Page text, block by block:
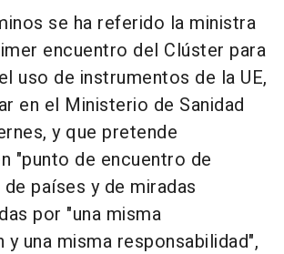
se ha referido la ministra
encuentro del Clúster para
uso de instrumentos de la UE,
en el Ministerio de Sanidad
y que pretende
"punto de encuentro de
países y de miradas
por "una misma
una misma responsabilidad",